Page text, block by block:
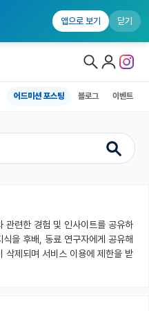
앱으로 보기 닫기
어드미션 포스팅 블로그 이벤트
어드미션 포스팅 블로그
관련한 경험 및 인사이트를 공유하
을 후배, 동료 연구자에게 공유해
삭제되며 서비스 이용에 제한을 받